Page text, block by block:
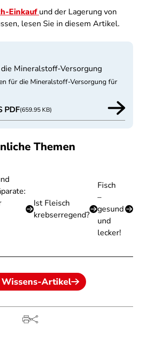
Einkaufund der Lagerung von
lesen Sie in diesem Artikel.
Mineralstoff-Versorgung
für die Mineralstoff-Versorgung für
PDF(659.95 KB)
Themen
Ist Fleisch
krebserregend?
Fisch
–
gesund
und
lecker!
Artikel